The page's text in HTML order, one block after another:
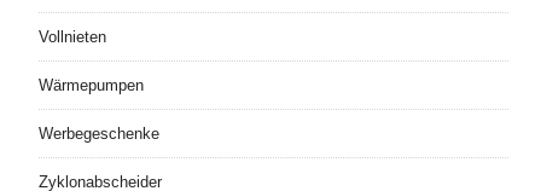
Vollnieten
Wärmepumpen
Werbegeschenke
Zyklonabscheider